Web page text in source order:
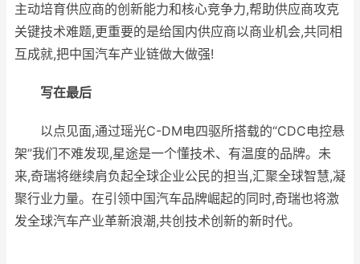
主动培育供应商的创新能力和核心竞争力,帮助供应商攻克
关键技术难题,更重要的是给国内供应商以商业机会,共同相
互成就,把中国汽车产业链做大做强!
写在最后
以点见面,通过瑶光C-DM电四驱所搭载的“CDC电控悬
架”我们不难发现,星途是一个懂技术、有温度的品牌。未
来,奇瑞将继续肩负起全球企业公民的担当,汇聚全球智慧,凝
聚行业力量。在引领中国汽车品牌崛起的同时,奇瑞也将激
发全球汽车产业革新浪潮,共创技术创新的新时代。